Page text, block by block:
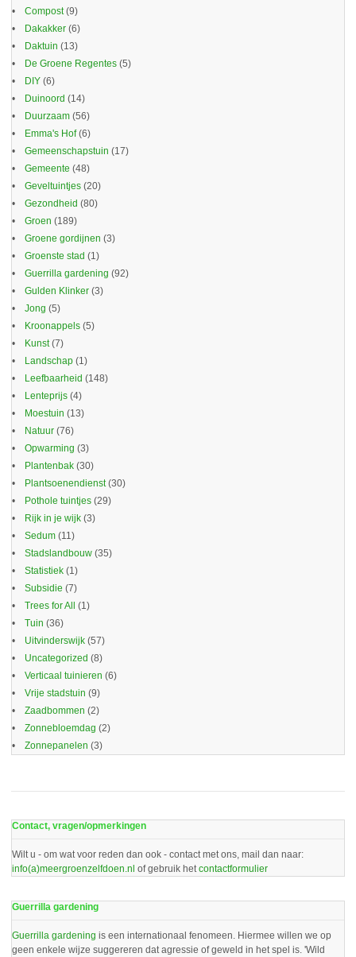
Compost(9)
Dakakker (6)
Daktuin (13)
De Groene Regentes (5)
DIY (6)
Duinoord (14)
Duurzaam (56)
Emma's Hof(6)
Gemeenschapstuin (17)
Gemeente (48)
Geveltuintjes (20)
Gezondheid (80)
Groen (189)
Groene gordijnen (3)
Groenste stad (1)
Guerrilla gardening (92)
Gulden Klinker (3)
Jong (5)
Kroonappels (5)
Kunst(7)
Landschap (1)
Leefbaarheid (148)
Lenteprijs (4)
Moestuin (13)
Natuur (76)
Opwarming (3)
Plantenbak (30)
Plantsoenendienst(30)
Pothole tuintjes (29)
Rijk in je wijk (3)
Sedum (11)
Stadslandbouw (35)
Statistiek (1)
Subsidie (7)
Trees for All (1)
Tuin (36)
Uitvinderswijk (57)
Uncategorized (8)
Verticaal tuinieren (6)
Vrije stadstuin (9)
Zaadbommen (2)
Zonnebloemdag (2)
Zonnepanelen (3)
Contact, vragen/opmerkingen
Wilt u - om wat voor reden dan ook - contact met ons, mail dan naar:
info(a)meergroenzelfdoen.nl of gebruik het contactformulier
Guerrilla gardening
Guerrilla gardening is een internationaal fenomeen. Hiermee willen we op
geen enkele wijze suggereren dat agressie of geweld in het spel is. 'Wild